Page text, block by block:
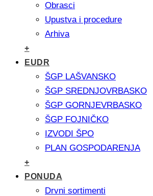
Obrasci
Upustva i procedure
Arhiva
+
EUDR
ŠGP LAŠVANSKO
ŠGP SREDNJOVRBASKO
ŠGP GORNJEVRBASKO
ŠGP FOJNIČKO
IZVODI ŠPO
PLAN GOSPODARENJA
+
PONUDA
Drvni sortimenti